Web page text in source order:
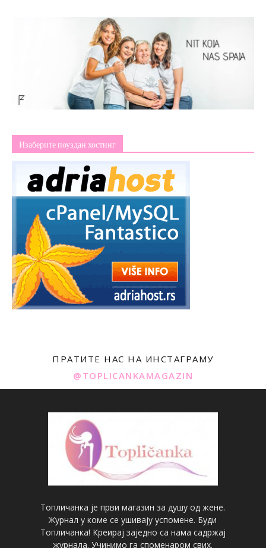
Изаберите поуздан хостинг
ПРАТИТЕ НАС НА ИНСТАГРАМУ
@TOPLICANKAMAGAZIN
Топличанка је први магазин за душу од жене.
Журнал у коме се ушивају успомене. Буди
Топличанка! Креирај заједно са нама садржај
журнала. Учинимо га споменаром свих.